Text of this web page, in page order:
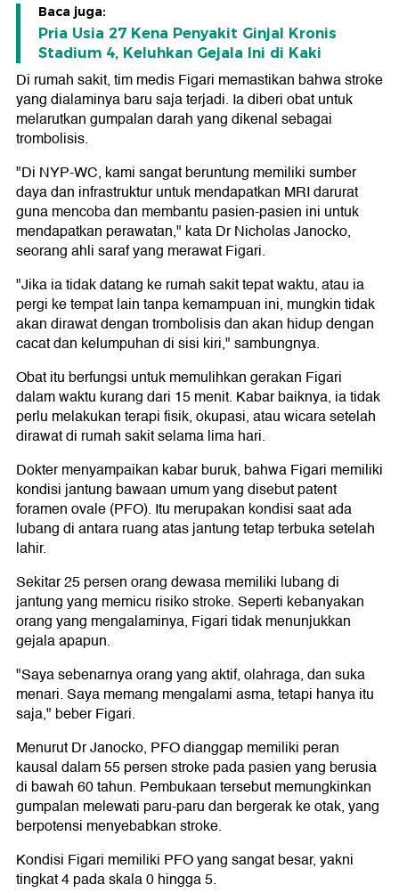
Baca juga:
Pria Usia 27 Kena Penyakit Ginjal Kronis
Stadium 4, Keluhkan Gejala Ini di Kaki
Di rumah sakit, tim medis Figari memastikan bahwa stroke
yang dialaminya baru saja terjadi. Ia diberi obat untuk
melarutkan gumpalan darah yang dikenal sebagai
trombolisis.
"Di NYP-WC, kami sangat beruntung memiliki sumber
daya dan infrastruktur untuk mendapatkan MRI darurat
guna mencoba dan membantu pasien-pasien ini untuk
mendapatkan perawatan," kata Dr Nicholas Janocko,
seorang ahli saraf yang merawat Figari.
"Jika ia tidak datang ke rumah sakit tepat waktu, atau ia
pergi ke tempat lain tanpa kemampuan ini, mungkin tidak
akan dirawat dengan trombolisis dan akan hidup dengan
cacat dan kelumpuhan di sisi kiri," sambungnya.
Obat itu berfungsi untuk memulihkan gerakan Figari
dalam waktu kurang dari 15 menit. Kabar baiknya, ia tidak
perlu melakukan terapi fisik, okupasi, atau wicara setelah
dirawat di rumah sakit selama lima hari.
Dokter menyampaikan kabar buruk, bahwa Figari memiliki
kondisi jantung bawaan umum yang disebut patent
foramen ovale (PFO). Itu merupakan kondisi saat ada
lubang di antara ruang atas jantung tetap terbuka setelah
lahir.
Sekitar 25 persen orang dewasa memiliki lubang di
jantung yang memicu risiko stroke. Seperti kebanyakan
orang yang mengalaminya, Figari tidak menunjukkan
gejala apapun.
"Saya sebenarnya orang yang aktif, olahraga, dan suka
menari. Saya memang mengalami asma, tetapi hanya itu
saja," beber Figari.
Menurut Dr Janocko, PFO dianggap memiliki peran
kausal dalam 55 persen stroke pada pasien yang berusia
di bawah 60 tahun. Pembukaan tersebut memungkinkan
gumpalan melewati paru-paru dan bergerak ke otak, yang
berpotensi menyebabkan stroke.
Kondisi Figari memiliki PFO yang sangat besar, yakni
tingkat 4 pada skala 0 hingga 5.